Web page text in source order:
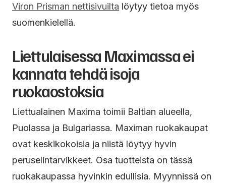
Viron Prisman nettisivuilta löytyy tietoa myös
suomenkielellä.
Liettulaisessa Maximassa ei
kannata tehdä isoja
ruokaostoksia
Liettualainen Maxima toimii Baltian alueella,
Puolassa ja Bulgariassa. Maximan ruokakaupat
ovat keskikokoisia ja niistä löytyy hyvin
peruselintarvikkeet. Osa tuotteista on tässä
ruokakaupassa hyvinkin edullisia. Myynnissä on